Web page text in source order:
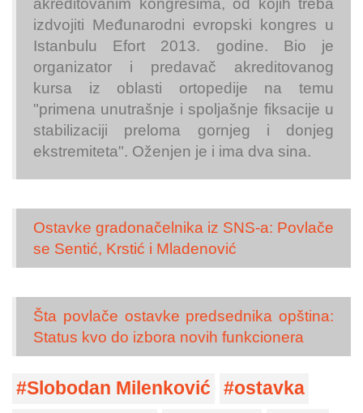
akreditovanim kongresima, od kojih treba
izdvojiti Međunarodni evropski kongres u
Istanbulu Efort 2013. godine. Bio je
organizator i predavač akreditovanog
kursa iz oblasti ortopedije na temu
"primena unutrašnje i spoljašnje fiksacije u
stabilizaciji preloma gornjeg i donjeg
ekstremiteta". Oženjen je i ima dva sina.
Ostavke gradonačelnika iz SNS-a: Povlače
se Sentić, Krstić i Mladenović
Šta povlače ostavke predsednika opština:
Status kvo do izbora novih funkcionera
Slobodan Milenković
ostavka